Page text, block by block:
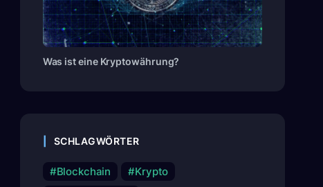
Was ist eine Kryptowährung?
SCHLAGWÖRTER
Blockchain
Krypto